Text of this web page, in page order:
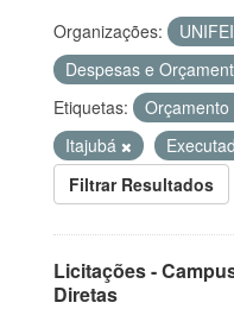
Organizações: UNIFEI
Despesas e
Etiquetas:
Orçamento
Itajubá
Filtrar Resultados
Licitações -
Diretas